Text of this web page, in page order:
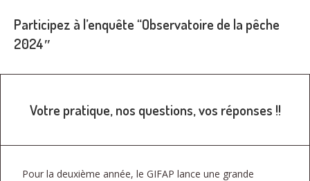
Participez à l’enquête“Observatoire de la pêche
2024″
Votre pratique, nos questions, vos réponses !!
Pour la deuxième année, le GIFAP lance une grande